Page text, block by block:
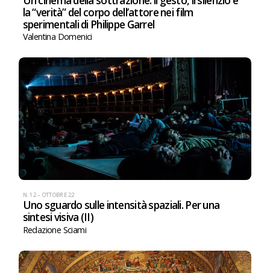
la “verità” del corpo dell’attore nei film
sperimentali di Philippe Garrel
Valentina Domenici
N. 12 – OTTOBRE 22
Uno sguardo sulle intensità spaziali. Per una
sintesi visiva (II)
Redazione Sciami